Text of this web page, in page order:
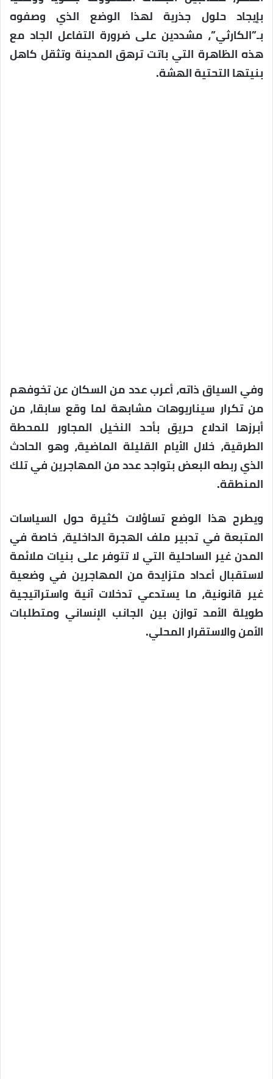
بإيجاد حلول جذرية لهذا الوضع الذي وصفوه
بـ”الكارثي”، مشددين على ضرورة التفاعل الجاد مع
هذه الظاهرة التي باتت ترهق المدينة وتثقل كاهل
بنيتها التحتية الهشة.
وفي السياق ذاته، أعرب عدد من السكان عن تخوفهم
من تكرار سيناريوهات مشابهة لما وقع سابقا، من
أبرزها اندلاع حريق بأحد النخيل المجاور للمحطة
الطرقية، خلال الأيام القليلة الماضية، وهو الحادث
الذي ربطه البعض بتواجد عدد من المهاجرين في تلك
المنطقة.
ويطرح هذا الوضع تساؤلات كثيرة حول السياسات
المتبعة في تدبير ملف الهجرة الداخلية، خاصة في
المدن غير الساحلية التي لا تتوفر على بنيات ملائمة
لاستقبال أعداد متزايدة من المهاجرين في وضعية
غير قانونية، ما يستدعي تدخلات آنية واستراتيجية
طويلة الأمد توازن بين الجانب الإنساني ومتطلبات
الأمن والاستقرار المحلي.